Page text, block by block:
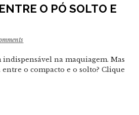
O PÓ SOLTO E
na maquiagem. Mas
o compacto e o solto? Clique